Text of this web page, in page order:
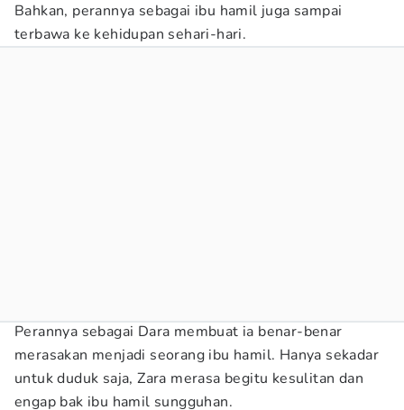
Bahkan, perannya sebagai ibu hamil juga sampai
terbawa ke kehidupan sehari-hari.
Perannya sebagai Dara membuat ia benar-benar
merasakan menjadi seorang ibu hamil. Hanya sekadar
untuk duduk saja, Zara merasa begitu kesulitan dan
engap bak ibu hamil sungguhan.